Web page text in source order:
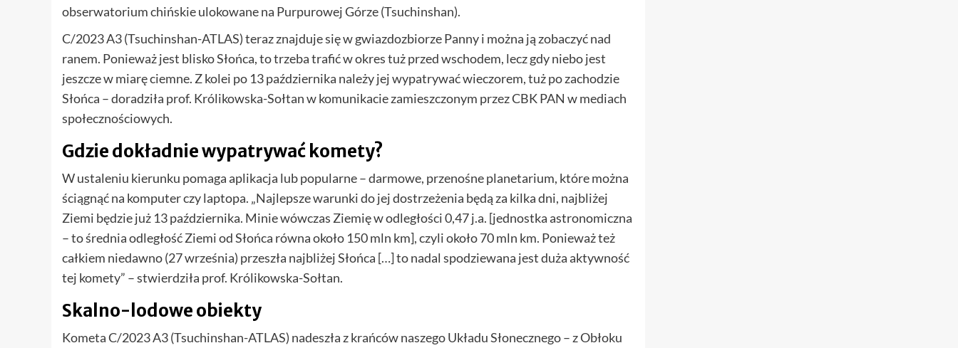
obserwatorium chińskie ulokowane na Purpurowej Górze (Tsuchinshan).
C/2023 A3 (Tsuchinshan-ATLAS) teraz znajduje się w gwiazdozbiorze Panny i można ją zobaczyć nad
ranem. Ponieważ jest blisko Słońca, to trzeba trafić w okres tuż przed wschodem, lecz gdy niebo jest
jeszcze w miarę ciemne. Z kolei po 13 października należy jej wypatrywać wieczorem, tuż po zachodzie
Słońca – doradziła prof. Królikowska-Sołtan w komunikacie zamieszczonym przez CBK PAN w mediach
społecznościowych.
Gdzie dokładnie wypatrywać komety?
W ustaleniu kierunku pomaga aplikacja lub popularne – darmowe, przenośne planetarium, które można
ściągnąć na komputer czy laptopa. „Najlepsze warunki do jej dostrzeżenia będą za kilka dni, najbliżej
Ziemi będzie już 13 października. Minie wówczas Ziemię w odległości 0,47 j.a. [jednostka astronomiczna
– to średnia odległość Ziemi od Słońca równa około 150 mln km], czyli około 70 mln km. Ponieważ też
całkiem niedawno (27 września) przeszła najbliżej Słońca […] to nadal spodziewana jest duża aktywność
tej komety” – stwierdziła prof. Królikowska-Sołtan.
Skalno-lodowe obiekty
Kometa C/2023 A3 (Tsuchinshan-ATLAS) nadeszła z krańców naszego Układu Słonecznego – z Obłoku